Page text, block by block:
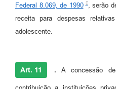
Federal 8.069, de 1990 , serão
receita para despesas
adolescente.
Art. 11 . A concessão